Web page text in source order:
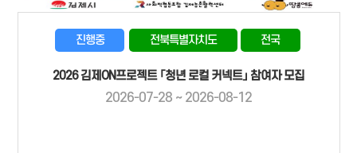
진행중 전북특별자치도 전국
2026 김제ON프로젝트 「청년 로컬 커넥트」 참여자 모집
2026-07-28 ~ 2026-08-12